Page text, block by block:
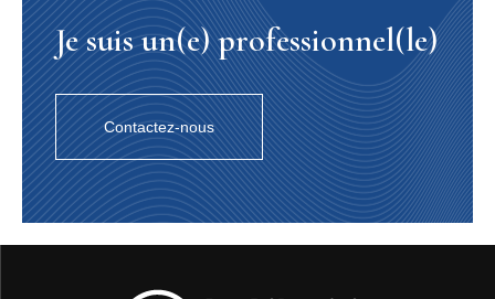
Je suis un(e) professionnel(le)
Contactez-nous